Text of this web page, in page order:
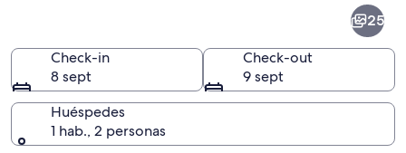
25
Check-in
8 sept
Check-out
9 sept
Huéspedes
1 hab., 2 personas